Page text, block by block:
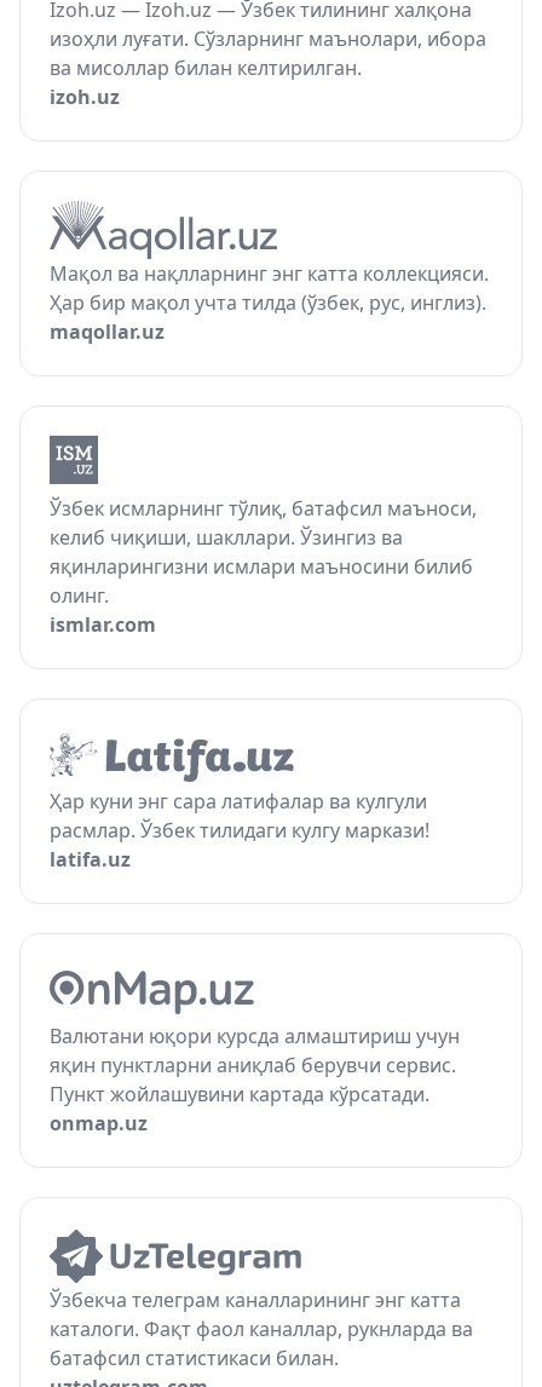
Izoh.uz — Izoh.uz — Ўзбек тилининг халқона
изоҳли луғати. Сўзларнинг маънолари, ибора
ва мисоллар билан келтирилган.
izoh.uz
Мақол ва нақлларнинг энг катта коллекцияси.
Ҳар бир мақол учта тилда (ўзбек, рус, инглиз).
maqollar.uz
Ўзбек исмларнинг тўлиқ, батафсил маъноси,
келиб чиқиши, шакллари. Ўзингиз ва
яқинларингизни исмлари маъносини билиб
олинг.
ismlar.com
Ҳар куни энг сара латифалар ва кулгули
расмлар. Ўзбек тилидаги кулгу маркази!
latifa.uz
Валютани юқори курсда алмаштириш учун
яқин пунктларни аниқлаб берувчи сервис.
Пункт жойлашувини картада кўрсатади.
onmap.uz
Ўзбекча телеграм каналларининг энг катта
каталоги. Фақт фаол каналлар, рукнларда ва
батафсил статистикаси билан.